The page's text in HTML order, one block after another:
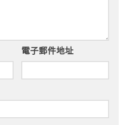
電子郵件地址